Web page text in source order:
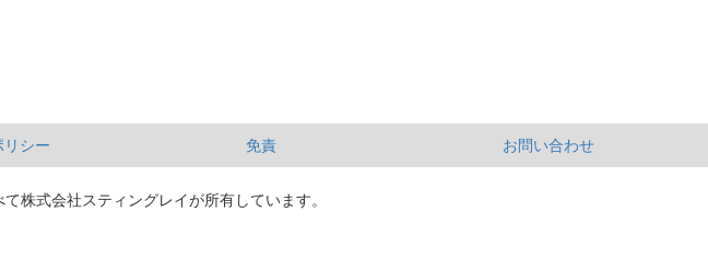
リシー 免責 お問い合わせ
株式会社スティングレイが所有しています。